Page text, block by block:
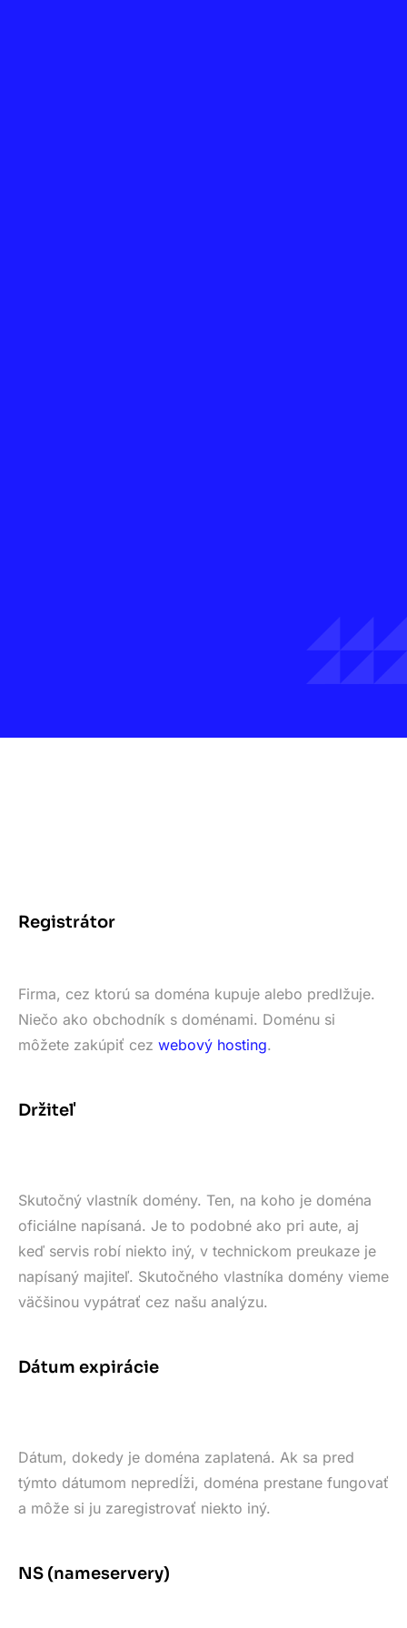
Registrátor
Firma, cez ktorú sa doména kupuje alebo predlžuje.
Niečo ako obchodník s doménami. Doménu si
môžete zakúpiť cez webový hosting.
Držiteľ
Skutočný vlastník domény. Ten, na koho je doména
oficiálne napísaná. Je to podobné ako pri aute, aj
keď servis robí niekto iný, v technickom preukaze je
napísaný majiteľ. Skutočného vlastníka domény vieme
väčšinou vypátrať cez našu analýzu.
Dátum expirácie
Dátum, dokedy je doména zaplatená. Ak sa pred
týmto dátumom nepredĺži, doména prestane fungovať
a môže si ju zaregistrovať niekto iný.
NS (nameservery)